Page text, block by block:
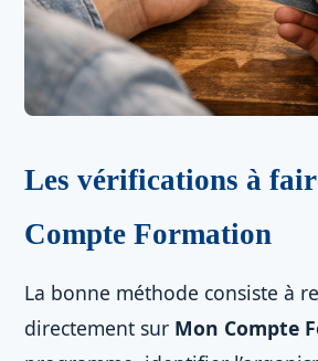
Les vérifications à
Compte Formation
La bonne méthode consiste à
directement sur Mon Compte